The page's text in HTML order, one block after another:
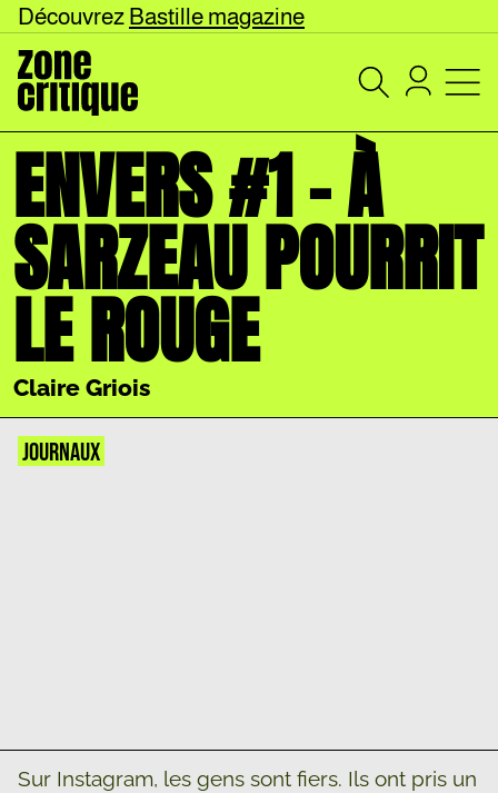
Découvrez Bastille magazine
ENVERS #1 – À
SARZEAU POURRIT
LE ROUGE
Claire Griois
JOURNAUX
Sur Instagram, les gens sont fiers. Ils ont pris un